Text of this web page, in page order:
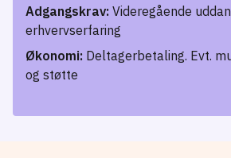
Adgangskrav: Videregående
erhvervserfaring
Økonomi: Deltagerbetaling. Evt.
og støtte